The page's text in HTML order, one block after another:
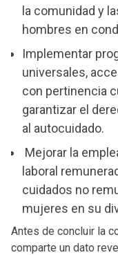
la comunidad y
hombres en
Implementar
universales,
con pertinencia
garantizar el
al autocuidado.
Mejorar la
laboral
cuidados no
mujeres en su
Antes de concluir la
comparte un dato